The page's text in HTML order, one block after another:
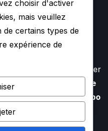
SOUF, c’est profiter
plus de
20 ans dans le
la réparation de turbo
choisir d'activer
mais veuillez
de certains types de
expérience de